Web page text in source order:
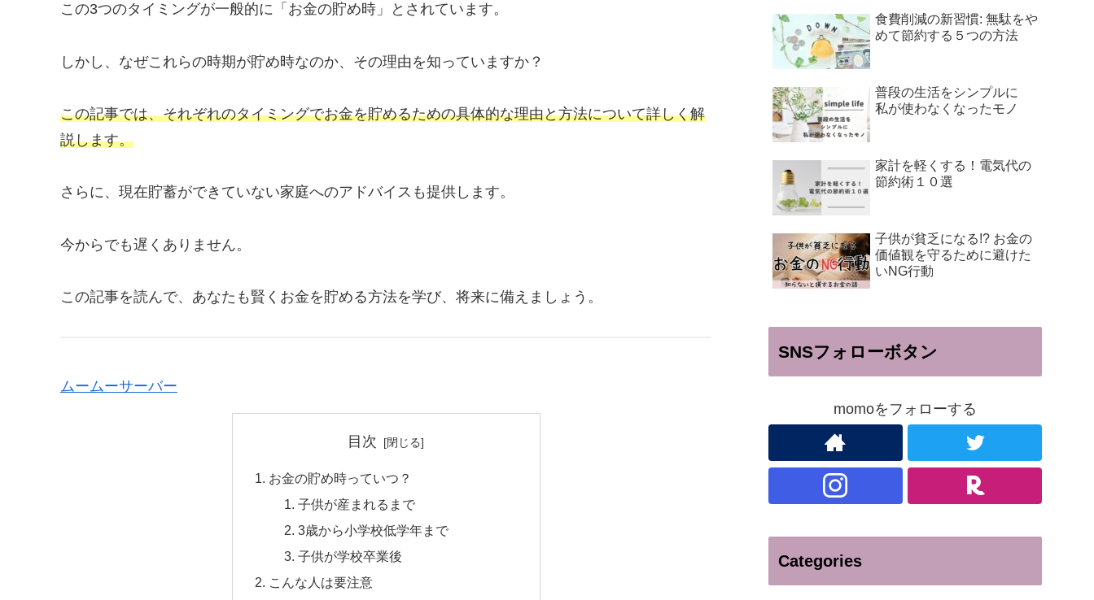
この3つのタイミングが一般的に「お金の貯め時」とされています。
しかし、なぜこれらの時期が貯め時なのか、その理由を知っていますか？
この記事では、それぞれのタイミングでお金を貯めるための具体的な理由と方法について詳しく解
説します。
さらに、現在貯蓄ができていない家庭へのアドバイスも提供します。
今からでも遅くありません。
この記事を読んで、あなたも賢くお金を貯める方法を学び、将来に備えましょう。
ムームーサーバー
目次
お金の貯め時っていつ？
子供が産まれるまで
3歳から小学校低学年まで
子供が学校卒業後
こんな人は要注意
食費削減の新習慣: 無駄をや
めて節約する５つの方法
普段の生活をシンプルに
私が使わなくなったモノ
家計を軽くする！電気代の
節約術１０選
子供が貧乏になる!? お金の
価値観を守るために避けた
いNG行動
SNSフォローボタン
momoをフォローする
Categories